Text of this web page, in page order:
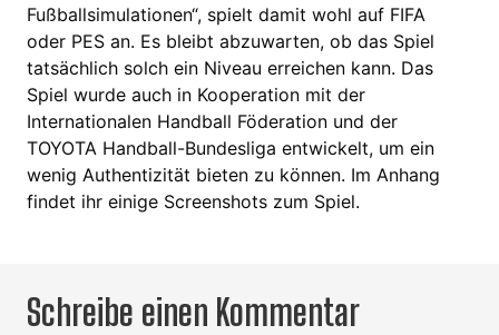
Fußballsimulationen“, spielt damit wohl auf FIFA
oder PES an. Es bleibt abzuwarten, ob das Spiel
tatsächlich solch ein Niveau erreichen kann. Das
Spiel wurde auch in Kooperation mit der
Internationalen Handball Föderation und der
TOYOTA Handball-Bundesliga entwickelt, um ein
wenig Authentizität bieten zu können. Im Anhang
findet ihr einige Screenshots zum Spiel.
Schreibe einen Kommentar